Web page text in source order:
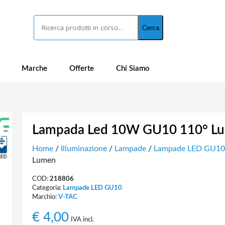
Cerca
Marche Offerte Chi Siamo
Lampada Led 10W GU10 110°
Home/ Illuminazione/ Lampade/ Lampade LED GU10
Lumen
COD: 218806
Categoria: Lampade LED GU10
Marchio: V-TAC
€4,00 IVA incl.